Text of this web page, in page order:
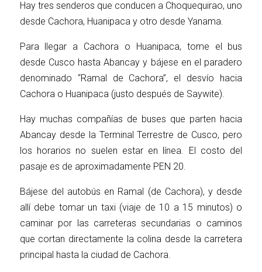
Hay tres senderos que conducen a Choquequirao, uno
desde Cachora, Huanipaca y otro desde Yanama.
Para llegar a Cachora o Huanipaca, tome el bus
desde Cusco hasta Abancay y bájese en el paradero
denominado “Ramal de Cachora”, el desvío hacia
Cachora o Huanipaca (justo después de Saywite).
Hay muchas compañías de buses que parten hacia
Abancay desde la Terminal Terrestre de Cusco, pero
los horarios no suelen estar en línea. El costo del
pasaje es de aproximadamente PEN 20.
Bájese del autobús en Ramal (de Cachora), y desde
allí debe tomar un taxi (viaje de 10 a 15 minutos) o
caminar por las carreteras secundarias o caminos
que cortan directamente la colina desde la carretera
principal hasta la ciudad de Cachora.